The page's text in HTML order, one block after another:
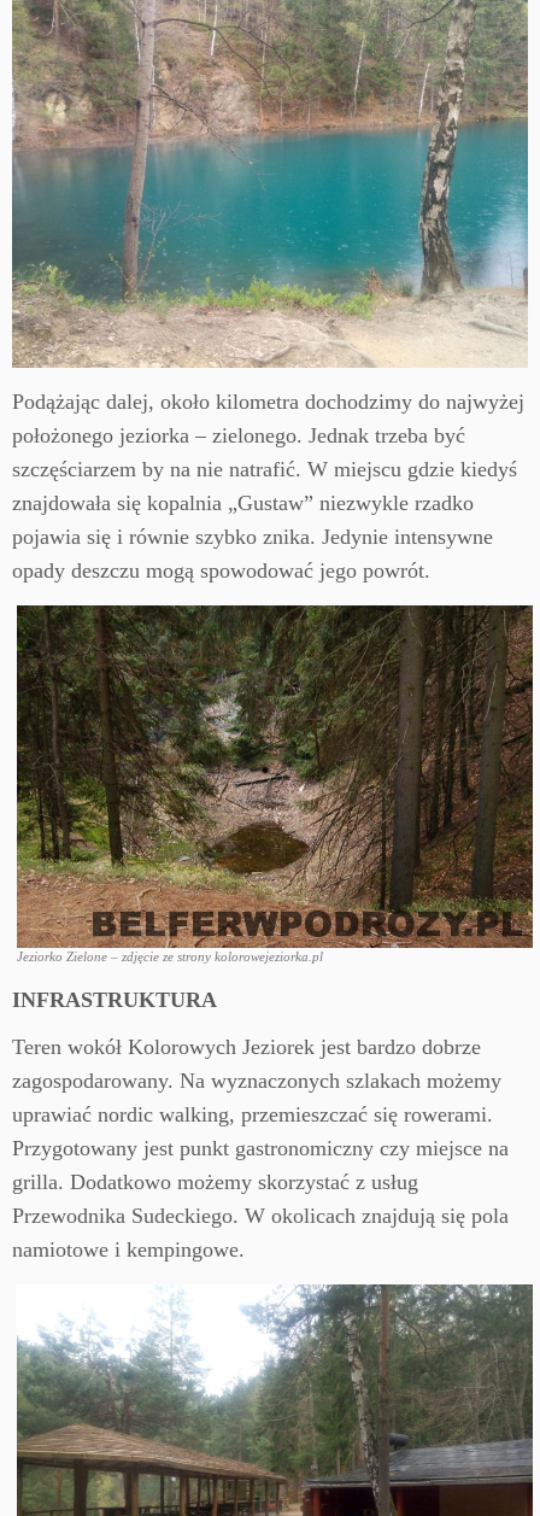
Podążając dalej, około kilometra dochodzimy do najwyżej
położonego jeziorka – zielonego. Jednak trzeba być
szczęściarzem by na nie natrafić. W miejscu gdzie kiedyś
znajdowała się kopalnia „Gustaw” niezwykle rzadko
pojawia się i równie szybko znika. Jedynie intensywne
opady deszczu mogą spowodować jego powrót.
Jeziorko Zielone – zdjęcie ze strony kolorowejeziorka.pl
INFRASTRUKTURA
Teren wokół Kolorowych Jeziorek jest bardzo dobrze
zagospodarowany. Na wyznaczonych szlakach możemy
uprawiać nordic walking, przemieszczać się rowerami.
Przygotowany jest punkt gastronomiczny czy miejsce na
grilla. Dodatkowo możemy skorzystać z usług
Przewodnika Sudeckiego. W okolicach znajdują się pola
namiotowe i kempingowe.